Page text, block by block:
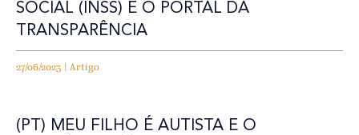
SOCIAL (INSS) E O PORTAL DA
TRANSPARÊNCIA
27/06/2023 | Artigo
(PT) MEU FILHO É AUTISTA E O